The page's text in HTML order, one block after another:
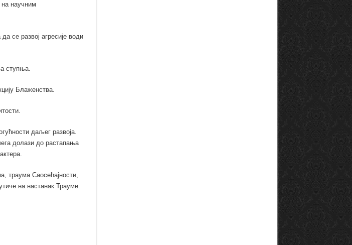
научним
се развој агресије води
ступња.
Блаженства.
даљег развоја.
долази до растапања
НеКарактера.
траума Саосећајности,
на настанак Трауме.